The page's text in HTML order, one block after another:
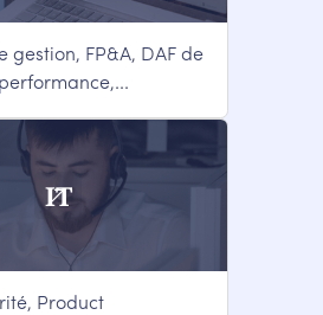
gestion, FP&A, DAF de
IT
Product